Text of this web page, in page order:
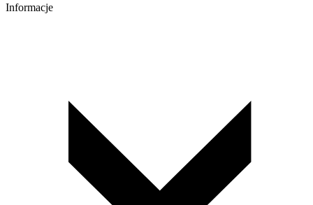
Informacje